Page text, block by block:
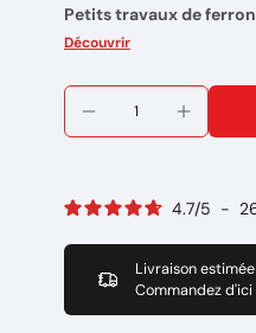
Petits travaux de
Marque : GYS
Découvrir
4.7/5 -
Livraison
Commandez d'ici